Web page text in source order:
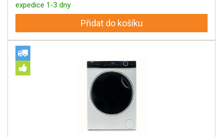
expedice 1-3 dny
Přidat do košíku